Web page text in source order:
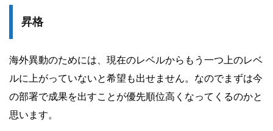
昇格
海外異動のためには、現在のレベルからもう一つ上のレベ
ルに上がっていないと希望も出せません。なのでまずは今
の部署で成果を出すことが優先順位高くなってくるのかと
思います。